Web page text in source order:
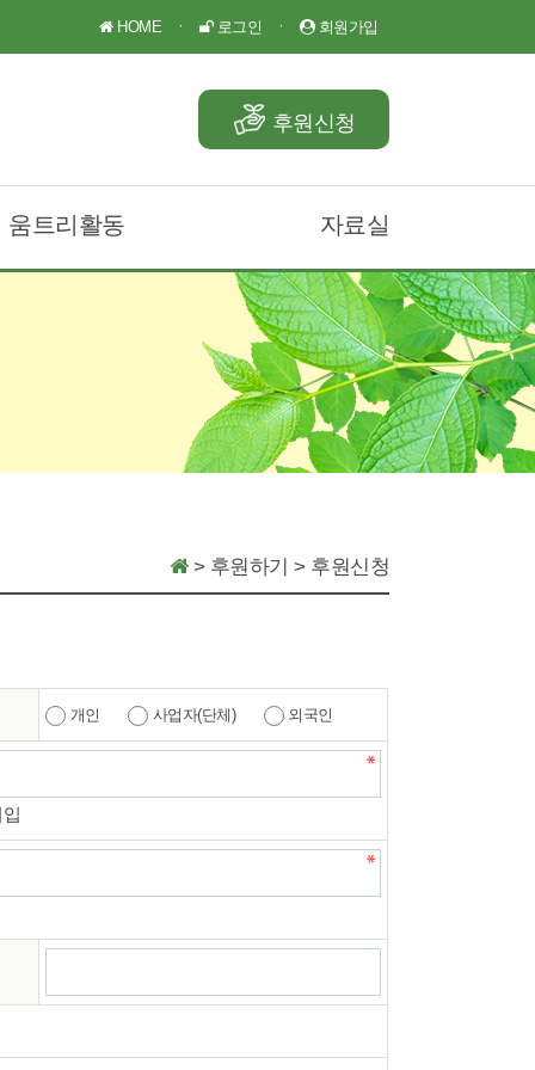
HOME ㆍ 로그인 ㆍ 회원가입
후원신청
움트리활동 자료실
공지사항
언론보도
Q&A
> 후원하기 > 후원신청
개인 사업자(단체) 외국인